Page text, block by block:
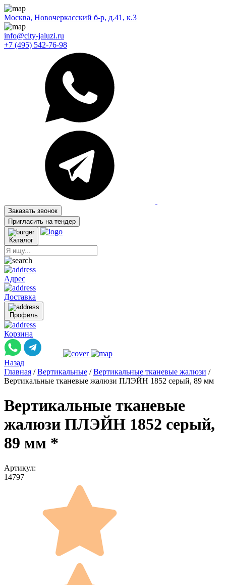
Москва, Новочеркасский б-р, д.41, к.3
info@city-jaluzi.ru
+7 (495) 542-76-98
Заказать звонок
Пригласить на тендер
Каталог
Адрес
Доставка
Профиль
Корзина
Назад
Главная / Вертикальные / Вертикальные тканевые жалюзи /
Вертикальные тканевые жалюзи ПЛЭЙН 1852 серый, 89 мм
Вертикальные тканевые
жалюзи ПЛЭЙН 1852 серый,
89 мм *
Артикул:
14797